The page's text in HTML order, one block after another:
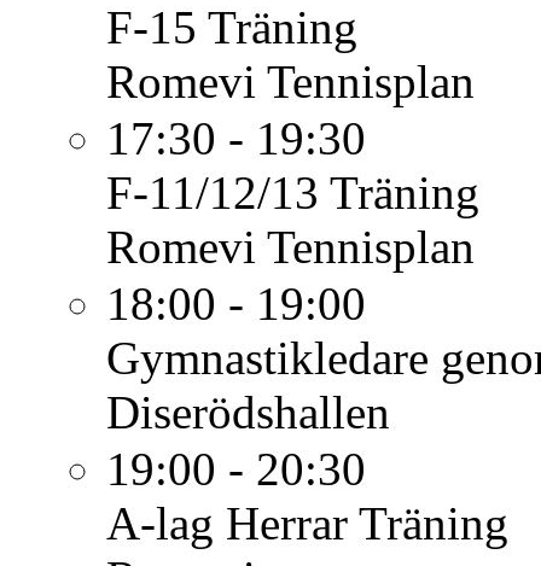
F-15 Träning
Romevi Tennisplan
17:30 - 19:30
F-11/12/13 Träning
Romevi Tennisplan
18:00 - 19:00
Gymnastikledare
Diserödshallen
19:00 - 20:30
A-lag Herrar Träning